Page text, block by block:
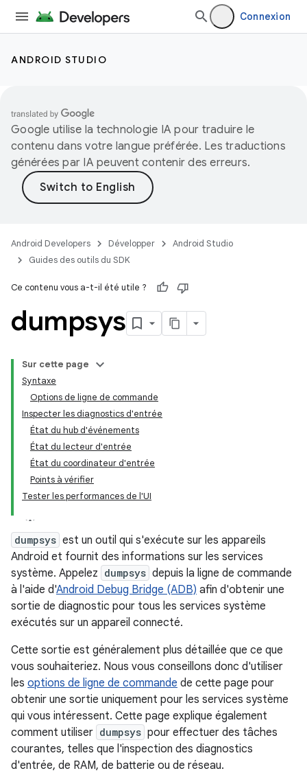
Connexion
ANDROID STUDIO
Google utilise la technologie IA pour traduire le
contenu dans votre langue préférée. Les traductions
générées par IA peuvent contenir des erreurs.
Android Developers Développer
Android Studio
Guides des outils du SDK
Ce contenu vous a-t-il été utile ?
dumpsys
Sur cette page
Syntaxe
Options de ligne de commande
Inspecter les diagnostics d'entrée
État du hub d'événements
État du lecteur d'entrée
État du coordinateur d'entrée
Points à vérifier
Tester les performances de l'UI
dumpsys est un outil qui s'exécute sur les appareils
Android et fournit des informations sur les services
système. Appelez dumpsys depuis la ligne de commande
à l'aide d'Android Debug Bridge (ADB) afin d'obtenir une
sortie de diagnostic pour tous les services système
exécutés sur un appareil connecté.
Cette sortie est généralement plus détaillée que ce que
vous souhaiteriez. Nous vous conseillons donc d'utiliser
les options de ligne de commande de cette page pour
obtenir une sortie uniquement pour les services système
qui vous intéressent. Cette page explique également
comment utiliser dumpsys pour effectuer des tâches
courantes, telles que l'inspection des diagnostics
d'entrée, de RAM, de batterie ou de réseau.